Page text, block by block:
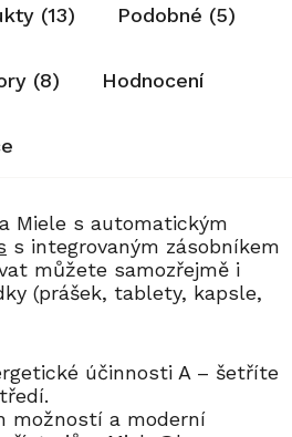
(13) Podobné (5)
(8) Hodnocení
Miele s automatickým
s integrovaným zásobníkem
můžete samozřejmě i
(prášek, tablety, kapsle,
účinnosti A – šetříte
možností a moderní